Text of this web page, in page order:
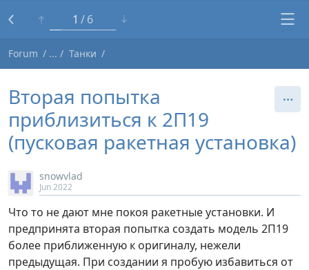
1 6
Forum Танки
Вторая попытка
приблизиться к 2П19
(пусковая ракетная установка)
snowvlad
Jun 2022
Что то не дают мне покоя ракетные установки. И
предпринята вторая попытка создать модель 2П19
более приближенную к оригиналу, нежели
предыдущая. При создании я пробую избавиться от